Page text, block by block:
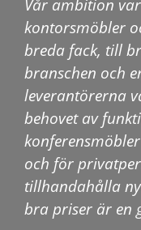
Vår ambition
kontorsmöbler
breda fack, till
branschen och
leverantörerna
behovet av
och för
tillhandahålla
bra priser är en